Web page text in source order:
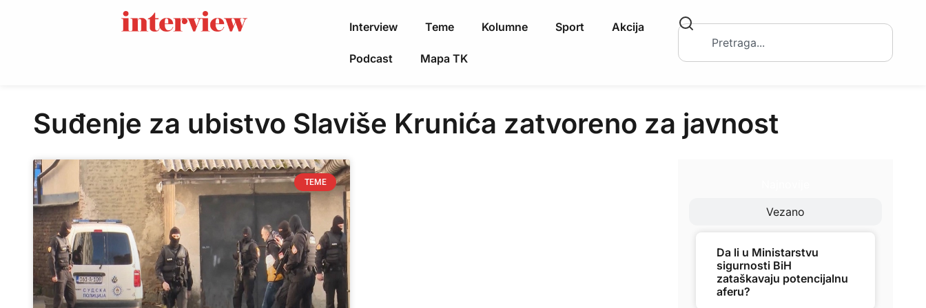
Interview Teme Kolumne Sport Akcija
Podcast Mapa TK
Suđenje za ubistvo Slaviše Krunića zatvoreno za javnost
TEME
Vezano
Da li u Ministarstvu
sigurnosti BiH
zataškavaju potencijalnu
aferu?